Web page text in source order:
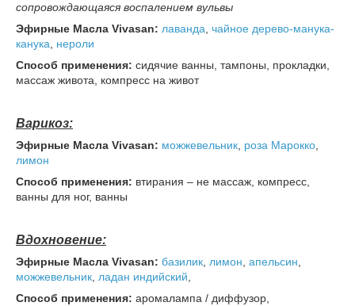
сопровождающаяся воспалением вульвы
Эфирные Масла Vivasan: лаванда, чайное дерево-манука-
канука, нероли
Способ применения: сидячие ванны, тампоны, прокладки,
массаж живота, компресс на живот
Варикоз:
Эфирные Масла Vivasan: можжевельник, роза Марокко,
лимон
Способ применения: втирания – не массаж, компресс,
ванны для ног, ванны
Вдохновение:
Эфирные Масла Vivasan: базилик, лимон, апельсин,
можжевельник, ладан индийский,
Способ применения: аромалампа / диффузор,